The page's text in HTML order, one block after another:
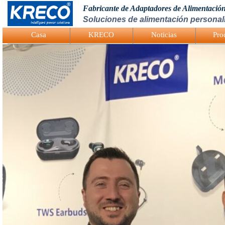
Logo Picture
Fabricante de Adaptadores de
Soluciones de alimentación
Casa KRECO Noticias